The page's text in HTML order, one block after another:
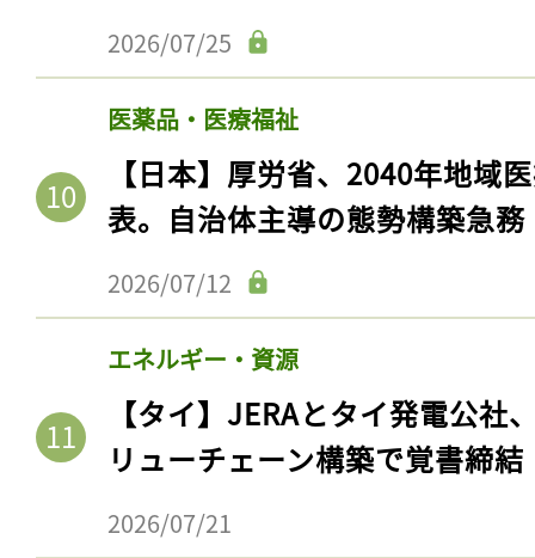
2026/07/25
医薬品・医療福祉
【日本】厚労省、2040年地域
表。自治体主導の態勢構築急務
2026/07/12
エネルギー・資源
【タイ】JERAとタイ発電公社
リューチェーン構築で覚書締結
2026/07/21